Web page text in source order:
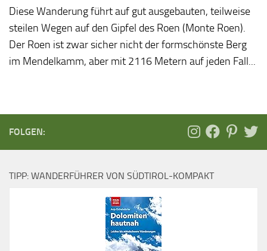
Diese Wanderung führt auf gut ausgebauten, teilweise
steilen Wegen auf den Gipfel des Roen (Monte Roen).
Der Roen ist zwar sicher nicht der formschönste Berg
im Mendelkamm, aber mit 2116 Metern auf jeden Fall...
FOLGEN:
TIPP: WANDERFÜHRER VON SÜDTIROL-KOMPAKT